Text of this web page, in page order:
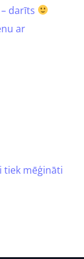
darīts
ar
tiek mēģināti